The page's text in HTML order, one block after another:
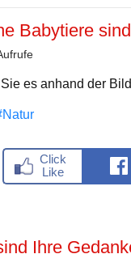
Babytiere
es anhand der
Ihre